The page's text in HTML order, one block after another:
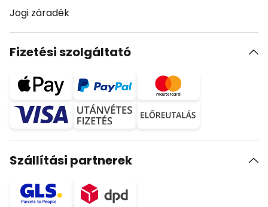
Jogi záradék
Fizetési szolgáltató
Szállítási partnerek